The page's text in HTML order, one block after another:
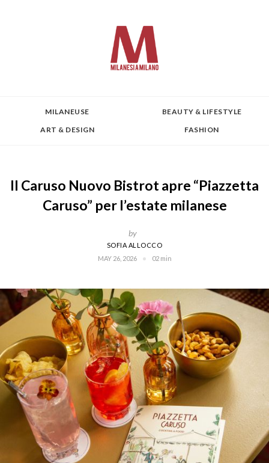
MILANEUSE
BEAUTY & LIFESTYLE
ART & DESIGN
FASHION
Il Caruso Nuovo Bistrot apre “Piazzetta
Caruso” per l’estate milanese
by
SOFIA ALLOCCO
MAY 26, 2026
02 min